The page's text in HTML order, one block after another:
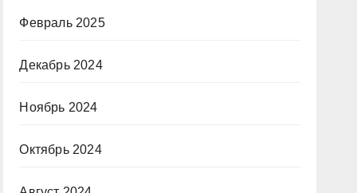
Февраль 2025
Декабрь 2024
Ноябрь 2024
Октябрь 2024